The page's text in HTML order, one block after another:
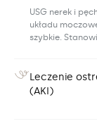
USG nerek i
układu
szybkie.
Leczenie
(AKI)